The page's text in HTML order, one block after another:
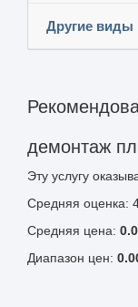
Другие виды
демонтаж
Эту услугу
Средняя оценка:
Средняя цена:
Диапазон цен: